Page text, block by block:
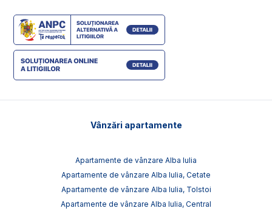
Vânzări apartamente
Apartamente de vânzare Alba Iulia
Apartamente de vânzare Alba Iulia, Cetate
Apartamente de vânzare Alba Iulia, Tolstoi
Apartamente de vânzare Alba Iulia, Central